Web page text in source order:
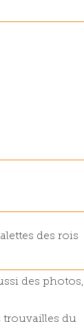
des rois
des photos,
trouvailles du